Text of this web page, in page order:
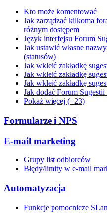
Kto może komentować
Jak zarządzać kilkoma
różnym dostępem
Język interfejsu Forum
Jak ustawić własne
(statusów)
Jak wkleić zakładkę
Jak wkleić zakładkę
Jak wkleić zakładkę
Jak dodać Forum
Pokaż więcej (+23)
Formularze i NPS
E-mail marketing
Grupy list odbiorców
Błędy/limity w e-mail
Automatyzacja
Funkcje pomocnicze